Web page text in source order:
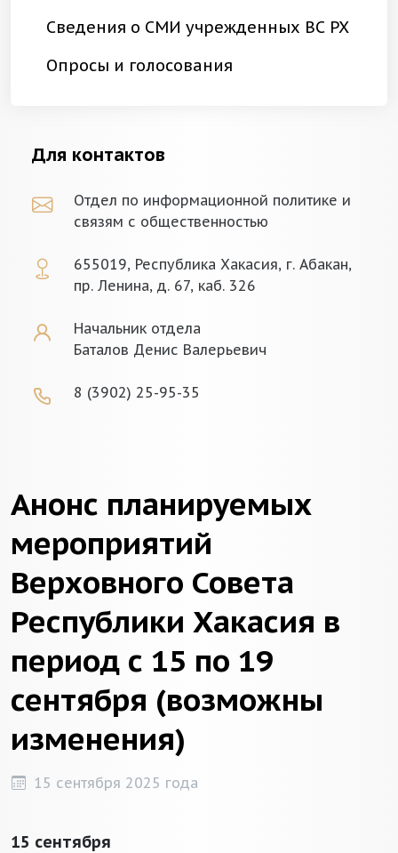
Сведения о СМИ учрежденных ВС РХ
Опросы и голосования
Для контактов
Отдел по информационной политике и
связям с общественностью
655019, Республика Хакасия, г. Абакан,
пр. Ленина, д. 67, каб. 326
Начальник отдела
Баталов Денис Валерьевич
8 (3902) 25-95-35
Анонс планируемых
мероприятий
Верховного Совета
Республики Хакасия в
период с 15 по 19
сентября (возможны
изменения)
15 сентября 2025 года
15 сентября